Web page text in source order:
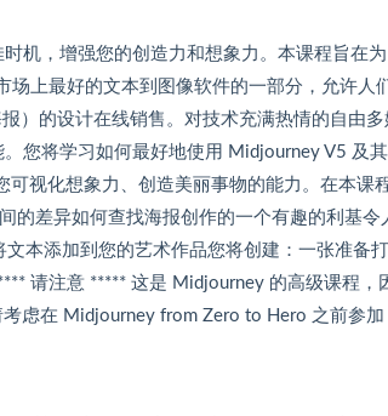
机，增强您的创造力和想象力。本课程旨在为
场上最好的文本到图像软件的一部分，允许人
）的设计在线销售。对技术充满热情的自由多
您将学习如何最好地使用 Midjourney V5 及
视化想象力、创造美丽事物的能力。在本课
的差异如何查找海报创作的一个有趣的利基令
本添加到您的艺术作品您将创建：一张准备
请注意 ***** 这是 Midjourney 的高级课程，
虑在 Midjourney from Zero to Hero 之前参加